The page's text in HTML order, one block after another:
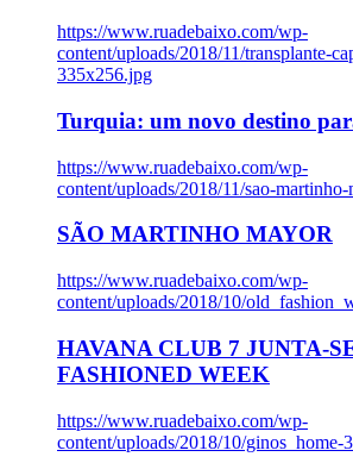
https://www.ruadebaixo.com/wp-
content/uploads/2018/11/transplante-
335x256.jpg
Turquia: um novo destino
https://www.ruadebaixo.com/wp-
content/uploads/2018/11/sao-
SÃO MARTINHO MAYOR
https://www.ruadebaixo.com/wp-
content/uploads/2018/10/
HAVANA CLUB 7 JUNTA-
FASHIONED WEEK
https://www.ruadebaixo.com/wp-
content/uploads/2018/10/ginos_home-